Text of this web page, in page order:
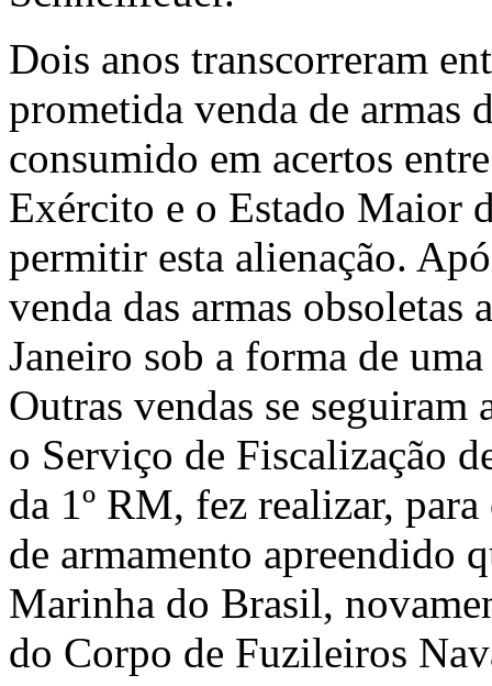
Dois anos transcorreram
prometida venda de armas
consumido em acertos
Exército e o Estado Maior
permitir esta alienação.
venda das armas obsoletas
Janeiro sob a forma de
Outras vendas se seguiram
o Serviço de Fiscalização
da 1º RM, fez realizar,
de armamento apreendido
Marinha do Brasil,
do Corpo de Fuzileiros